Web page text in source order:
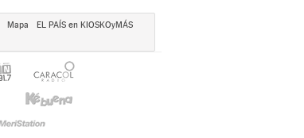
Mapa
EL PAÍS en KIOSKOyMÁS